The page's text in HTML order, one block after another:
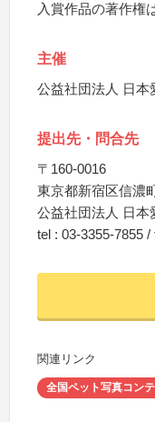
入賞作品の著作権
主催
公益社団法人 日本
提出先・問合先
〒160-0016
東京都新宿区信濃
公益社団法人 日本
tel : 03-3355-7855
関連リンク
全国ペット写真コン